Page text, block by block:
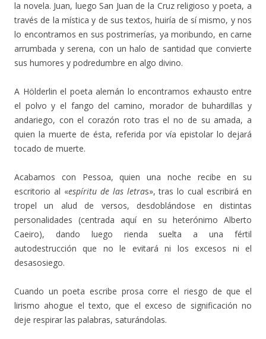
la novela. Juan, luego San Juan de la Cruz religioso y poeta, a
través de la mística y de sus textos, huiría de sí mismo, y nos
lo encontramos en sus postrimerías, ya moribundo, en carne
arrumbada y serena, con un halo de santidad que convierte
sus humores y podredumbre en algo divino.
A Hölderlin el poeta alemán lo encontramos exhausto entre
el polvo y el fango del camino, morador de buhardillas y
andariego, con el corazón roto tras el no de su amada, a
quien la muerte de ésta, referida por vía epistolar lo dejará
tocado de muerte.
Acabamos con Pessoa, quien una noche recibe en su
escritorio al «espíritu de las letras», tras lo cual escribirá en
tropel un alud de versos, desdoblándose en distintas
personalidades (centrada aquí en su heterónimo Alberto
Caeiro), dando luego rienda suelta a una fértil
autodestrucción que no le evitará ni los excesos ni el
desasosiego.
Cuando un poeta escribe prosa corre el riesgo de que el
lirismo ahogue el texto, que el exceso de significación no
deje respirar las palabras, saturándolas.